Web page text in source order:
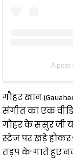
A post
गौहर खान
संगीत का एक
गौहर के ससुर जी
स्टेज पर खड़े होकर
तड़प के’ गाते हुए